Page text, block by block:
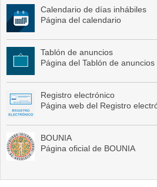
Calendario de días inhábiles
Página del calendario
Tablón de anuncios
Página del Tablón de anuncios
Registro electrónico
Página web del Registro
BOUNIA
Página oficial de BOUNIA